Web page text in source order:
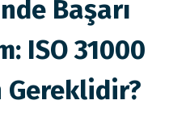
Başarı
ISO 31000
Gereklidir?